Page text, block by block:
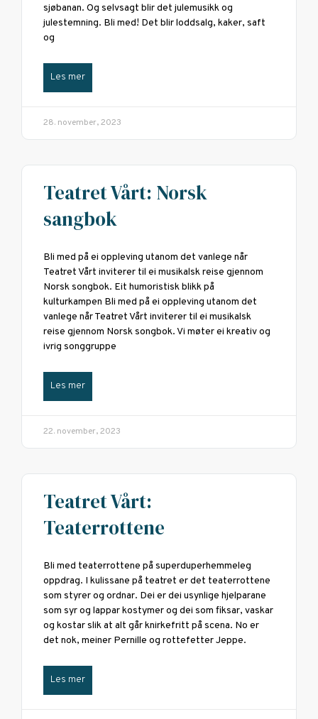
sjøbanan. Og selvsagt blir det julemusikk og
julestemning. Bli med! Det blir loddsalg, kaker, saft
og
Les mer
28. november, 2023
Teatret Vårt: Norsk
sangbok
Bli med på ei oppleving utanom det vanlege når
Teatret Vårt inviterer til ei musikalsk reise gjennom
Norsk songbok. Eit humoristisk blikk på
kulturkampen Bli med på ei oppleving utanom det
vanlege når Teatret Vårt inviterer til ei musikalsk
reise gjennom Norsk songbok. Vi møter ei kreativ og
ivrig songgruppe
Les mer
22. november, 2023
Teatret Vårt:
Teaterrottene
Bli med teaterrottene på superduperhemmeleg
oppdrag. I kulissane på teatret er det teaterrottene
som styrer og ordnar. Dei er dei usynlige hjelparane
som syr og lappar kostymer og dei som fiksar, vaskar
og kostar slik at alt går knirkefritt på scena. No er
det nok, meiner Pernille og rottefetter Jeppe.
Les mer